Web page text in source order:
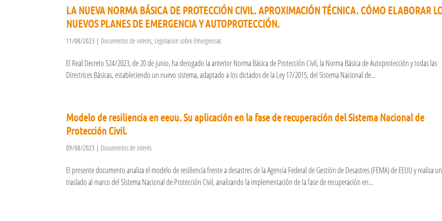
LA NUEVA NORMA BÁSICA DE PROTECCIÓN CIVIL. APROXIMACIÓN TÉCNICA. CÓMO ELABORAR
NUEVOS PLANES DE EMERGENCIA Y AUTOPROTECCIÓN.
11/08/2023 | Documentos de interés Legislación sobre Emergencias
El Real Decreto 524/2023, de 20 de junio, ha derogado la anterior Norma Básica de Protección Civil, la Norma Básica de Autoprotección y todas las
Directrices Básicas, estableciendo un nuevo sistema, adaptado a los dictados de la Ley 17/2015, del Sistema Nacional de...
Modelo de resiliencia en eeuu. Su aplicación en la fase de recuperación del Sistema Nacional de
Protección Civil.
09/08/2023 | Documentos de interés
El presente documento analiza el modelo de resiliencia frente a desastres de la Agencia Federal de Gestión de Desastres (FEMA) de EEUU y realiza un
traslado al marco del Sistema Nacional de Protección Civil, analizando la implementación de la fase de recuperación en...